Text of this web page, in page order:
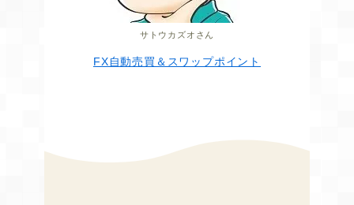
サトウカズオさん
FX自動売買＆スワップポイント